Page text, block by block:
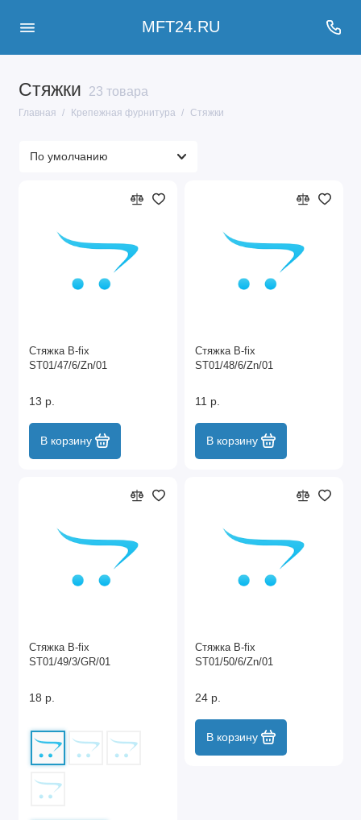
MFT24.RU
Стяжки 23 товара
Главная Крепежная фурнитура Стяжки
Стяжка B-fix
ST01/47/6/Zn/01
13 р.
В корзину
Стяжка B-fix
ST01/48/6/Zn/01
11 р.
В корзину
Стяжка B-fix
ST01/49/3/GR/01
18 р.
Стяжка B-fix
ST01/50/6/Zn/01
24 р.
В корзину